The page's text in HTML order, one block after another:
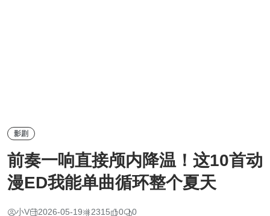
影剧
前奏一响直接颅内降温！这10首动
漫ED我能单曲循环整个夏天
小V 2026-05-19 2315 0 0